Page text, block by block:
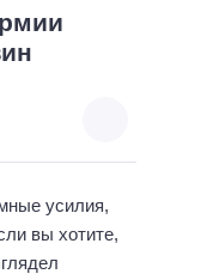
усилия,
вы хотите,